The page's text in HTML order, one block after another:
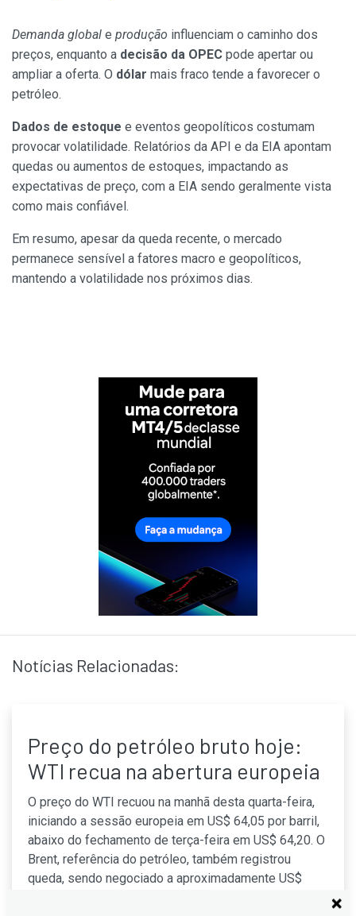
Demanda global e produção influenciam o caminho dos
preços, enquanto a decisão da OPEC pode apertar ou
ampliar a oferta. O dólar mais fraco tende a favorecer o
petróleo.
Dados de estoque e eventos geopolíticos costumam
provocar volatilidade. Relatórios da API e da EIA apontam
quedas ou aumentos de estoques, impactando as
expectativas de preço, com a EIA sendo geralmente vista
como mais confiável.
Em resumo, apesar da queda recente, o mercado
permanece sensível a fatores macro e geopolíticos,
mantendo a volatilidade nos próximos dias.
Notícias Relacionadas:
Preço do petróleo bruto hoje:
WTI recua na abertura europeia
O preço do WTI recuou na manhã desta quarta-feira,
iniciando a sessão europeia em US$ 64,05 por barril,
abaixo do fechamento de terça-feira em US$ 64,20. O
Brent, referência do petróleo, também registrou
queda, sendo negociado a aproximadamente US$